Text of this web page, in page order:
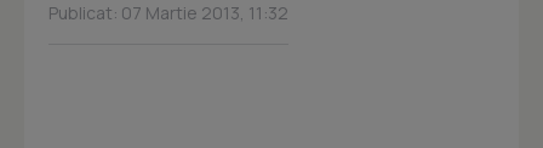
Publicat: 07 Martie 2013, 11:32